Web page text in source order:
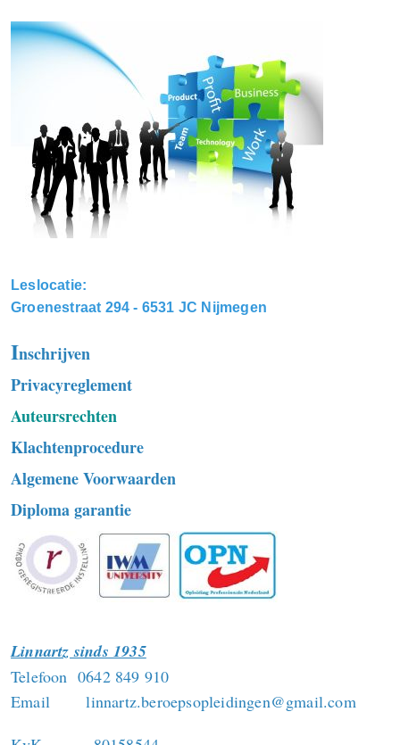
Leslocatie:
Groenestraat 294 - 6531 JC Nijmegen
Inschrijven
Privacyreglement
Auteursrechten
Klachtenprocedure
Algemene Voorwaarden
Diploma garantie
Linnartz sinds 1935
Telefoon 0642 849 910
Email linnartz.beroepsopleidingen@gmail.com